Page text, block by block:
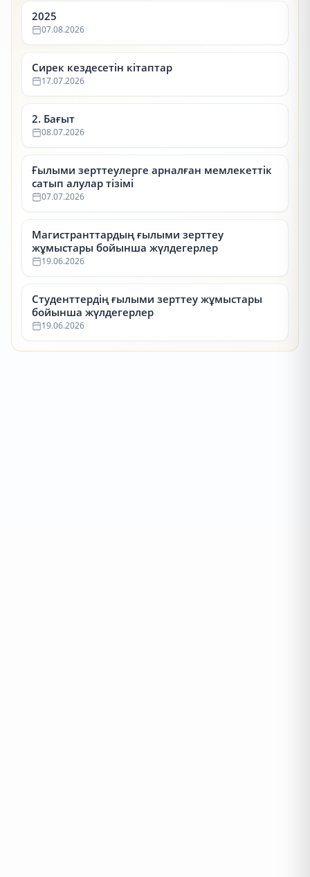
2025
07.08.2026
Сирек кездесетін кітаптар
17.07.2026
2. Бағыт
08.07.2026
Ғылыми зерттеулерге арналған мемлекеттік
сатып алулар тізімі
07.07.2026
Магистранттардың ғылыми зерттеу
жұмыстары бойынша жүлдегерлер
19.06.2026
Студенттердің ғылыми зерттеу жұмыстары
бойынша жүлдегерлер
19.06.2026